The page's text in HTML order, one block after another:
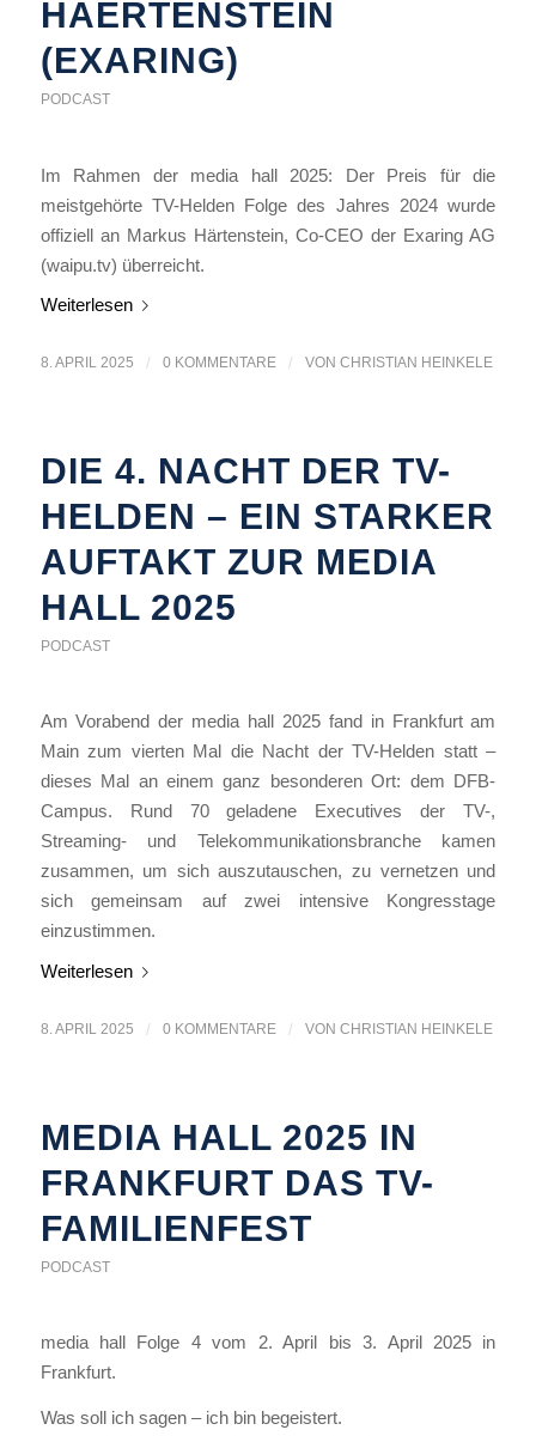
HAERTENSTEIN
(EXARING)
PODCAST
Im Rahmen der media hall 2025: Der Preis für die
meistgehörte TV-Helden Folge des Jahres 2024 wurde
offiziell an Markus Härtenstein, Co-CEO der Exaring AG
(waipu.tv) überreicht.
Weiterlesen
8. APRIL 2025 / 0 KOMMENTARE / VON CHRISTIAN HEINKELE
DIE 4. NACHT DER TV-
HELDEN – EIN STARKER
AUFTAKT ZUR MEDIA
HALL 2025
PODCAST
Am Vorabend der media hall 2025 fand in Frankfurt am
Main zum vierten Mal die Nacht der TV-Helden statt –
dieses Mal an einem ganz besonderen Ort: dem DFB-
Campus. Rund 70 geladene Executives der TV-,
Streaming- und Telekommunikationsbranche kamen
zusammen, um sich auszutauschen, zu vernetzen und
sich gemeinsam auf zwei intensive Kongresstage
einzustimmen.
Weiterlesen
8. APRIL 2025 / 0 KOMMENTARE / VON CHRISTIAN HEINKELE
MEDIA HALL 2025 IN
FRANKFURT DAS TV-
FAMILIENFEST
PODCAST
media hall Folge 4 vom 2. April bis 3. April 2025 in
Frankfurt.
Was soll ich sagen – ich bin begeistert.